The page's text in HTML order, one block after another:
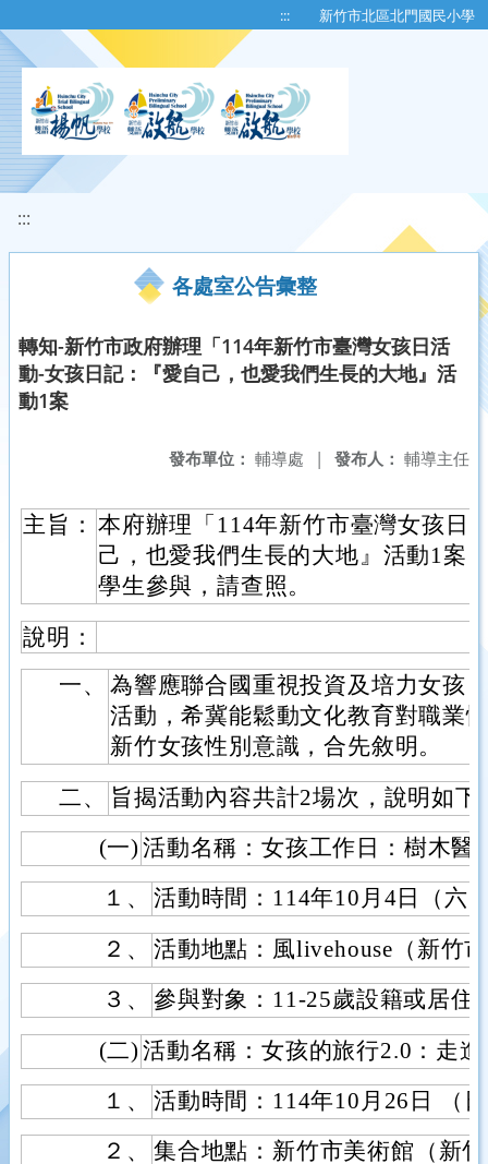
::: 新竹市北區北門國民小學
:::
各處室公告彙整
轉知-新竹市政府辦理「114年新竹市臺灣女孩日活
動-女孩日記：『愛自己，也愛我們生長的大地』活
動1案
發布人： 輔導主任
發布單位： 輔導處 |
主旨： 本府辦理「114年新竹市臺灣女孩日
己，也愛我們生長的大地』活動1案
學生參與，請查照。
說明：
一、
為響應聯合國重視投資及培力女孩
活動，希冀能鬆動文化教育對職業
新竹女孩性別意識，合先敘明。
二、
旨揭活動內容共計2場次，說明如下
(一) 活動名稱：女孩工作日：樹木醫
１、
活動時間：114年10月4日（六
２、
活動地點：風livehouse（新竹
３、
參與對象：11-25歲設籍或居住
(二) 活動名稱：女孩的旅行2.0：走
１、
活動時間：114年10月26日 （
２、
集合地點：新竹市美術館（新